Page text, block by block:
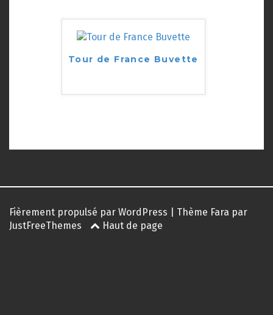
Tour de France Buvette
Fièrement propulsé par WordPress Thème Fara par
JustFreeThemes
Haut de page